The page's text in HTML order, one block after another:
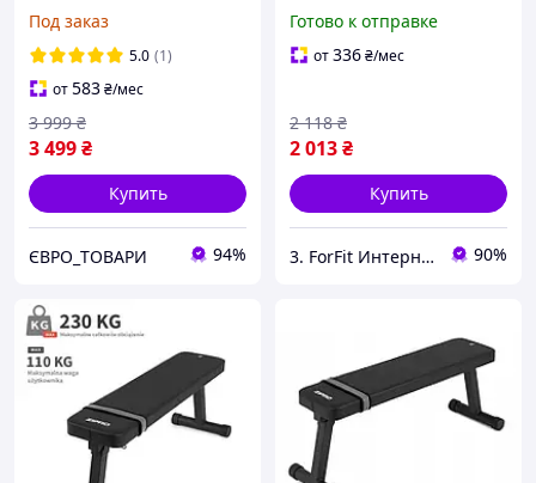
Под заказ
5.0 (1)
от583₴/мес
3 499₴
3 999 ₴
Купить
ЄВРО_ТОВАРИ 94%
которое обеспечивает
удобную поддержку
Готово к отправке
от336₴/мес
2 013₴
2 118 ₴
Купить
3. ForFit Интернет-магазин спортивных товаров 90%